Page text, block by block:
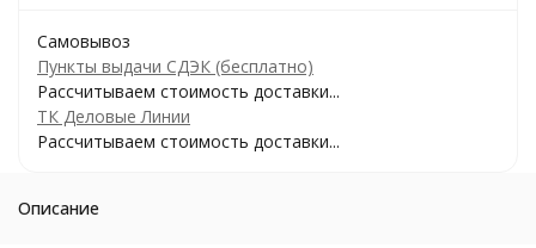
Самовывоз
Пункты выдачи СДЭК (бесплатно)
Рассчитываем стоимость доставки...
ТК Деловые Линии
Рассчитываем стоимость доставки...
Описание